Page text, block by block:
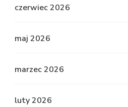
czerwiec 2026
maj 2026
marzec 2026
luty 2026